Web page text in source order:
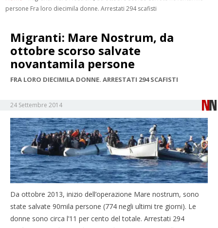
persone Fra loro diecimila donne. Arrestati 294 scafisti
Migranti: Mare Nostrum, da
ottobre scorso salvate
novantamila persone
FRA LORO DIECIMILA DONNE. ARRESTATI 294 SCAFISTI
24 Settembre 2014
Da ottobre 2013, inizio dell’operazione Mare nostrum, sono
state salvate 90mila persone (774 negli ultimi tre giorni). Le
donne sono circa l’11 per cento del totale. Arrestati 294